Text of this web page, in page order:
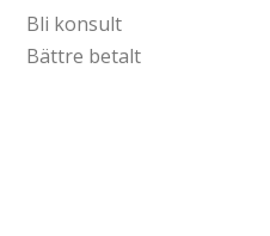
Bli konsult
Bättre betalt